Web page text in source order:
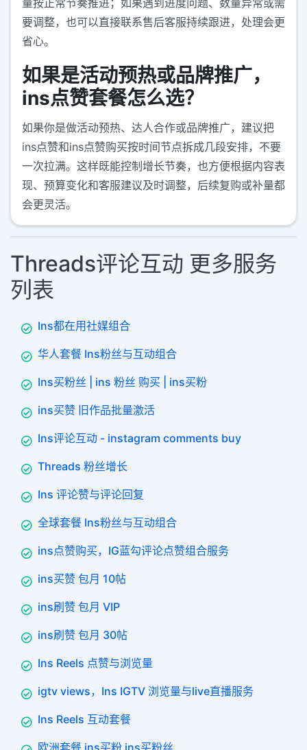
量按正常节奏推进；如果遇到进度问题、数量异常或需
要调整，也可以直接联系售后客服持续跟进，处理会更
省心。
如果是活动预热或品牌推广，
ins点赞套餐怎么选？
如果你是做活动预热、达人合作或品牌推广，建议把
ins点赞和ins点赞购买按时间节点拆成几段安排，不要
一次拉满。这样既能控制增长节奏，也方便根据内容表
现、预算变化和客服建议及时调整，后续复购或补量都
会更灵活。
Threads评论互动 更多服务
列表
Ins都在用社媒组合
华人套餐 Ins粉丝与互动组合
Ins买粉丝 | ins 粉丝 购买 | ins买粉
ins买赞 旧作品批量激活
Ins评论互动 - instagram comments buy
Threads 粉丝增长
Ins 评论赞与评论回复
全球套餐 Ins粉丝与互动组合
ins点赞购买，IG蓝勾评论点赞组合服务
ins买赞 包月 10帖
ins刷赞 包月 VIP
ins刷赞 包月 30帖
Ins Reels 点赞与浏览量
igtv views，Ins IGTV 浏览量与live直播服务
Ins Reels 互动套餐